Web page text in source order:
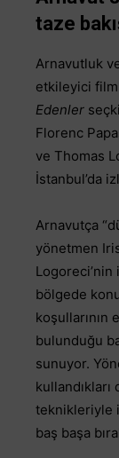
taze
Arnavutluk
etkileyici
Edenler
Florenc
ve Thomas
İstanbul’da
Arnavutça
yönetmen
Logoreci’nin
bölgede
koşullarının
bulunduğu
sunuyor.
teknikleriyle
baş başa